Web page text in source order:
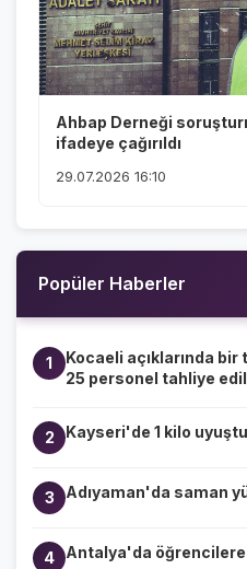
Ahbap Derneği
ifadeye çağırıldı
29.07.2026 16:10
Popüler Haberler
1
Kocaeli açıklarında
25 personel tahliye
2 Kayseri'de 1 kilo
3 Adıyaman'da saman
4 Antalya'da öğrencilere